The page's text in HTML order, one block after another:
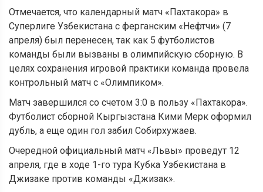
Отмечается, что календарный матч «Пахтакора» в
Суперлиге Узбекистана с ферганским «Нефтчи» (7
апреля) был перенесен, так как 5 футболистов
команды были вызваны в олимпийскую сборную. В
целях сохранения игровой практики команда провела
контрольный матч с «Олимпиком».
Матч завершился со счетом 3:0 в пользу «Пахтакора».
Футболист сборной Кыргызстана Кими Мерк оформил
дубль, а еще один гол забил Собирхужаев.
Очередной официальный матч «Львы» проведут 12
апреля, где в ходе 1-го тура Кубка Узбекистана в
Джизаке против команды «Джизак».